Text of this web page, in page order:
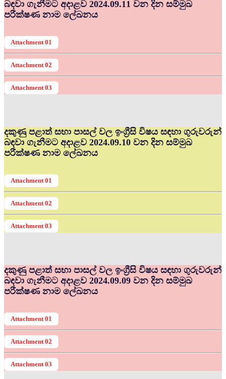
බඳවා ගැනීමට අදාළව 2024.09.11 වන දින සම්මුඛ
පරීක්ෂණ නාම ලේඛනය
Attachment 01
Attachment 02
Attachment 03
දකුණු පළාත් සභා පාසල් වල ඉංග්‍රීසි විෂය සඳහා ගුරුවරුන්
බඳවා ගැනීමට අදාළව 2024.09.10 වන දින සම්මුඛ
පරීක්ෂණ නාම ලේඛනය
Attachment 01
Attachment 02
Attachment 03
දකුණු පළාත් සභා පාසල් වල ඉංග්‍රීසි විෂය සඳහා ගුරුවරුන්
බඳවා ගැනීමට අදාළව 2024.09.09 වන දින සම්මුඛ
පරීක්ෂණ නාම ලේඛනය
Attachment 01
Attachment 02
Attachment 03